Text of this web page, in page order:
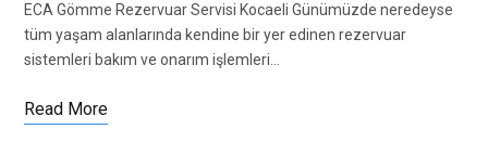
ECA Gömme Rezervuar Servisi Kocaeli Günümüzde neredeyse
tüm yaşam alanlarında kendine bir yer edinen rezervuar
sistemleri bakım ve onarım işlemleri…
Read More